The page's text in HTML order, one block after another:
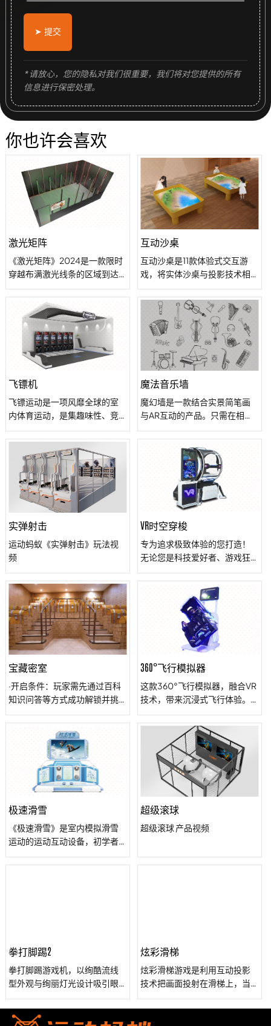
➤ 提交
* 请放心，您的隐私对我们很重要，我们将对您提供的所有
信息进行保密处理。
你也许会喜欢
激光矩阵
《激光矩阵》2024是一款限时
穿越布满激光线条的区域到达
对面按灭指定按键灯的互动游
戏，支持一个或多个玩家同时
进入游戏区域进行游戏互动，
热闹的游戏气氛和炫酷的激光
线，神秘的烟雾，打造出多人
运动竞技类互动产品。
互动沙桌
互动沙桌是11款体验式交互游
戏，将实体沙桌与投影技术相
结合，用堆沙和挖沙的方式，
通过高低差实现游戏效果。包
含《沙滩乐园》、《挖宝特
工》、《春夏秋冬》《快了捞
鱼》、《魔力交通》、《魔幻
草原》、《奇幻沙海》、《梦
回水乡》、《奇幻雪山》、
《文物探宝》、《玉石探宝》
朋友用挖、堆沙的方式搭建出
战方队，以现有作战能力攻击
对方阵营，取得最终胜利。
飞镖机
飞镖运动是一项风靡全球的室
内体育运动，是集趣味性、竞
技性于一体的易于开展的休闲
运动项目，起源于15世纪的英
格兰，是贵族绅士在酒吧玩的
小圆盘式金属飞镖。
魔法音乐墙
魔幻墙是一款结合实景简笔画
与AR互动的产品。只需在相应
的简笔画上进行轻触或滑动，
简笔画即刻出现炫酷奇妙的动
画效果及音效。普通的简笔画
通过小朋友的肢体互动呈现出
令人惊艳的奇妙效果，可体验
科技带来的创造力。
实弹射击
运动蚂蚁《实弹射击》玩法视
频
VR时空穿梭
专为追求极致体验的您打造！
无论您是科技爱好者、游戏狂
热者，还是寻求新鲜刺激的亲
子家庭、浪漫情侣或朋友团
体，这里都能找到属于您的乐
趣。融合尖端科技，让您瞬间
穿越至360°立体沉浸式虚拟世
界，体验精准模拟的多样动
作，从轻微倾斜到激烈颠簸，
每一刻都如同身临其境。占地
更低。涵盖射击、探险等多类
型VR游戏，满足不同年龄层、
不同兴趣爱好的需求。人体工
学座椅设计，确保长时间游玩
依然舒适。震撼的3D环绕音
效，为您的冒险之旅增添无限
真实感。VR时空穿梭，适合所
有人群，开启您的超现实娱乐
新篇章！
宝藏密室
·开启条件：玩家需先通过百科
知识问答等方式成功解锁并挑
战完其他常规密室后，才有机
会进入宝藏密室。 ·游戏规则：
宝藏大门开启后，进入夺宝倒
计时。玩家要在大门关闭前迅
速开启宝箱，拿出宝物，逃离
密室，所得宝物归玩家所有，
但需要注意的是，并不是所有
的宝箱都有宝物。
360°飞行模拟器
这款360°飞行模拟器，融合VR
技术，带来沉浸式飞行体验。
VR眼镜展现立体3D图像，控制
IC确保双眼同步，模拟真实飞
行视角。全方位旋转座椅、左
右摇摆、手臂旋转与升降，四
自由度动态模拟，让飞行更加
逼真。外部观众通过显示器共
享视觉与音效，增强互动。游
戏手柄或飞行控制器精准操
反馈精准。无论是体验者还是
行冒险与互动乐趣，尽享科技
极速滑雪
《极速滑雪》是室内模拟滑雪
运动的运动互动设备，初学者
和高级滑雪者都适用，该设备
具有支撑系统和滑雪杖的夹
超级滚球
超级滚球 产品视频
拳打脚踢2
拳打脚踢游戏机，以绚酷流线
型外观与绚丽灯光设计吸引眼
球，全铁一体成型结构确保耐
用。首创拳打脚踢玩法，简单
易上手，搭配32寸高清屏与击
炫彩滑梯
炫彩滑梯游戏是利用互动投影
技术把画面投射在滑梯上，当
小朋友身体接触到滑梯上的画
面时，画面中就出现各种绚烂
的互动效果以及动感逼真的音